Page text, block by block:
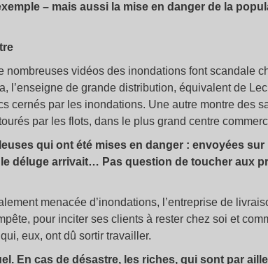
– mais aussi la mise en danger de la
nombreuses vidéos des inondations font scandale
l’enseigne de grande distribution, équivalent de
cernés par les inondations. Une autre montre des
par les flots, dans le plus grand centre
qui ont été mises en danger : envoyées sur
déluge arrivait… Pas question de toucher aux
menacée d’inondations, l’entreprise de
pour inciter ses clients à rester chez soi et
eux, ont dû sortir travailler.
En cas de désastre, les riches, qui sont par